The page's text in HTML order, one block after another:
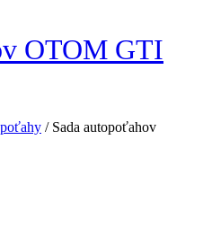
OTOM GTI
/ Sada autopoťahov